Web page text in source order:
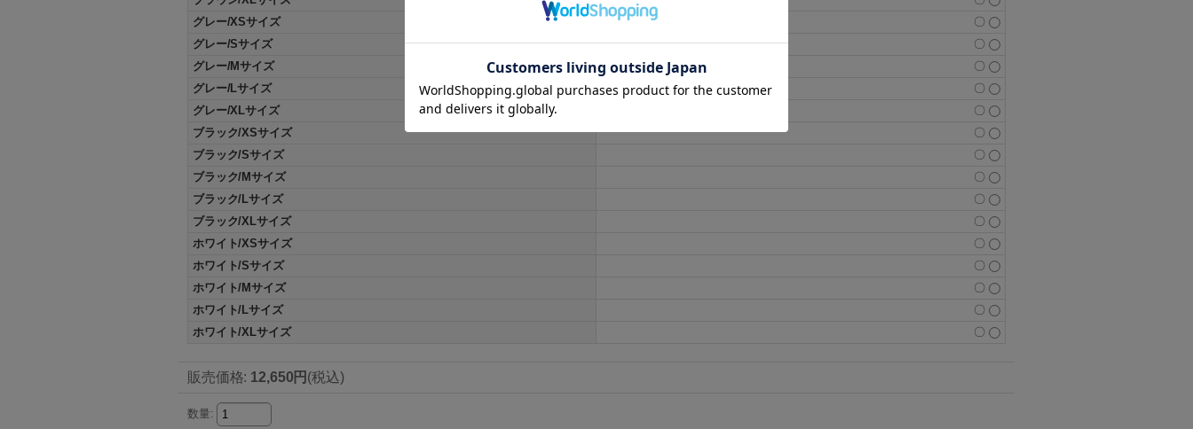
グレー/XSサイズ
〇
グレー/Sサイズ
〇
グレー/Mサイズ
〇
グレー/Lサイズ
〇
グレー/XLサイズ
〇
ブラック/XSサイズ
〇
ブラック/Sサイズ
〇
ブラック/Mサイズ
〇
ブラック/Lサイズ
〇
ブラック/XLサイズ
〇
ホワイト/XSサイズ
〇
ホワイト/Sサイズ
〇
ホワイト/Mサイズ
〇
ホワイト/Lサイズ
〇
ホワイト/XLサイズ
〇
販売価格: 12,650円 (税込)
数量: